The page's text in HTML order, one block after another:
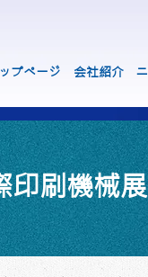
プページ 会社紹介
印刷機械